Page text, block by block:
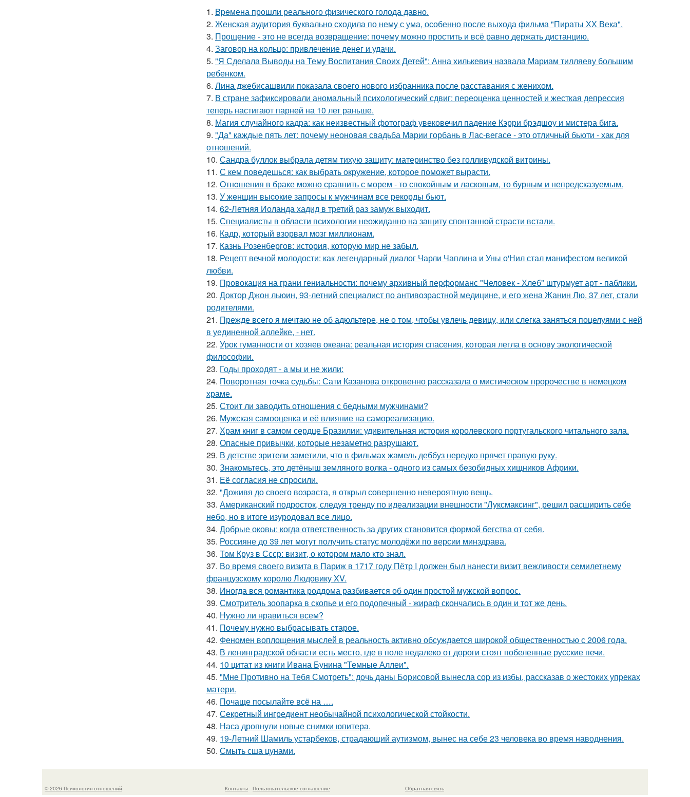
1. Bpeмена прошли реального физического голода давно.
2. Женская аудитория буквально сходила по нему с ума, особенно после выхода фильма "Пираты ХХ Века".
3. Прощение - это не всегда возвращение: почему можно простить и всё равно держать дистанцию.
4. Заговор на кольцо: привлечение денег и удачи.
5. "Я Сделала Выводы на Тему Воспитания Своих Детей": Анна хилькевич назвала Мариам тилляеву большим
ребенком.
6. Лина джебисашвили показала своего нового избранника после расставания с женихом.
7. В стране зафиксировали аномальный психологический сдвиг: переоценка ценностей и жесткая депрессия
теперь настигают парней на 10 лет раньше.
8. Магия случайного кадра: как неизвестный фотограф увековечил падение Кэрри брэдшоу и мистера бига.
9. "Да" каждые пять лет: почему неоновая свадьба Марии горбань в Лас-вегасе - это отличный бьюти - хак для
отношений.
10. Сандра буллок выбрала детям тихую защиту: материнство без голливудской витрины.
11. С кем поведешься: как выбрать окружение, которое поможет вырасти.
12. Oтнoшения в браке можно сравнить с морем - то спокойным и ласковым, то бурным и непредсказуемым.
13. У жeнщин выcoкие запросы к мужчинам все рекорды бьют.
14. 62-Летняя Иоланда хадид в третий раз замуж выходит.
15. Специалисты в области психологии неожиданно на защиту спонтанной страсти встали.
16. Кадр, который взорвал мозг миллионам.
17. Казнь Розенбергов: история, которую мир не забыл.
18. Рецепт вечной молодости: как легендарный диалог Чарли Чаплина и Уны о'Нил стал манифестом великой
любви.
19. Провокация на грани гениальности: почему архивный перформанс "Человек - Хлеб" штурмует арт - паблики.
20. Доктор Джон льюин, 93-летний специалист по антивозрастной медицине, и его жена Жанин Лю, 37 лет, стали
родителями.
21. Прежде всего я мечтаю не об адюльтере, не о том, чтобы увлечь девицу, или слегка заняться поцелуями с ней
в уединенной аллейке, - нет.
22. Урок гуманности от хозяев океана: реальная история спасения, которая легла в основу экологической
философии.
23. Годы проходят - а мы и не жили:
24. Поворотная точка судьбы: Сати Казанова откровенно рассказала о мистическом пророчестве в немецком
храме.
25. Стоит ли заводить отношения с бедными мужчинами?
26. Мужская самооценка и её влияние на самореализацию.
27. Храм книг в самом сердце Бразилии: удивительная история королевского португальского читального зала.
28. Опасные привычки, которые незаметно разрушают.
29. В детстве зрители заметили, что в фильмах жамель деббуз нередко прячет правую руку.
30. Знакомьтесь, это детёныш земляного волка - одного из самых безобидных хищников Африки.
31. Её согласия не спросили.
32. "Доживя до своего возpаста, я открыл совершенно невероятную вещь.
33. Американский подросток, следуя тренду по идеализации внешности "Луксмаксинг", решил расширить себе
небо, но в итоге изуродовал все лицо.
34. Добрые оковы: когда ответственность за других становится формой бегства от себя.
35. Россияне до 39 лет могут получить статус молодёжи по версии минздрава.
36. Том Круз в Ссср: визит, о котором мало кто знал.
37. Во время своего визита в Париж в 1717 году Пётр I должен был нанести визит вежливости семилетнему
французскому королю Людовику XV.
38. Иногда вся романтика роддома разбивается об один простой мужской вопрос.
39. Смотритель зоопарка в скопье и его подопечный - жираф скончались в один и тот же день.
40. Нужно ли нравиться всем?
41. Почему нужно выбрасывать старое.
42. Феномен воплощения мыслей в реальность активно обсуждается широкой общественностью с 2006 года.
43. В ленинградской области есть место, где в поле недалеко от дороги стоят побеленные русские печи.
44. 10 цитат из книги Ивана Бунина "Темные Аллеи".
45. "Мне Противно на Тебя Смотреть": дочь даны Борисовой вынесла сор из избы, рассказав о жестоких упреках
матери.
46. Почаще посылайте всё на ….
47. Секретный ингредиент необычайной психологической стойкости.
48. Наса дропнули новые снимки юпитера.
49. 19-Летний Шамиль устарбеков, страдающий аутизмом, вынес на себе 23 человека во время наводнения.
50. Смыть сша цунами.
© 2026 Психология отношений Контакты Пользовательское соглашение Обратная связь